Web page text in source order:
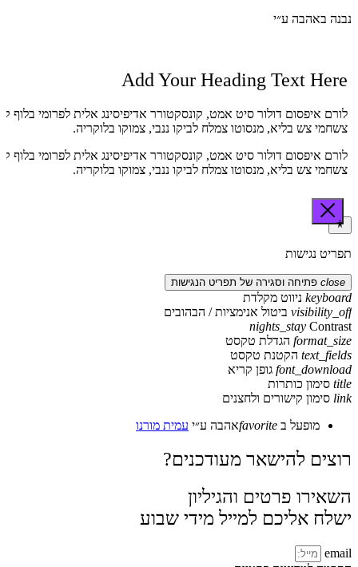
נבנה באהבה ע״י
Add Your Heading Text Here
לורם איפסום דולור סיט אמט, קונסקטורר אדיפיסינג אלית לפרומי בלוף
צשחמי צש בליא, מנסוטו צמלח לביקו ננבי, צמוקו בלוקריה.
לורם איפסום דולור סיט אמט, קונסקטורר אדיפיסינג אלית לפרומי בלוף
צשחמי צש בליא, מנסוטו צמלח לביקו ננבי, צמוקו בלוקריה.
תפריט נגישות
close פתיחה וסגירה של תפריט הנגישות
keyboard ניווט מקלדת
visibility_off ביטול אנימציות / הבהובים
nights_stay Contrast
format_size הגדלת טקסט
text_fields הקטנת טקסט
font_download גופן קריא
title סימון כותרות
link סימון קישורים ולחצנים
מופעל ב favoriteאהבה ע״י עמית מורנו
רוצים להישאר מעודכנים?
השאירו פרטים והגיליון
ישלח אליכם למייל מידי שבוע
email